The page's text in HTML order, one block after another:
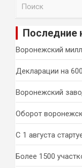
и
Последние
Воронежский
Декларации на
Воронежский
Оборот
С 1 августа
Более 1500